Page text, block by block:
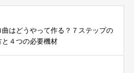
曲はどうやって作る？７ステップの
と４つの必要機材